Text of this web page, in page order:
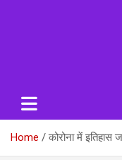
Home कोरोना में इतिहास